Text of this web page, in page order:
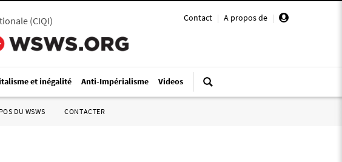
Contact | A propos de |
(CIQI)
et inégalité Anti-Impérialisme Videos
DU WSWS CONTACTER